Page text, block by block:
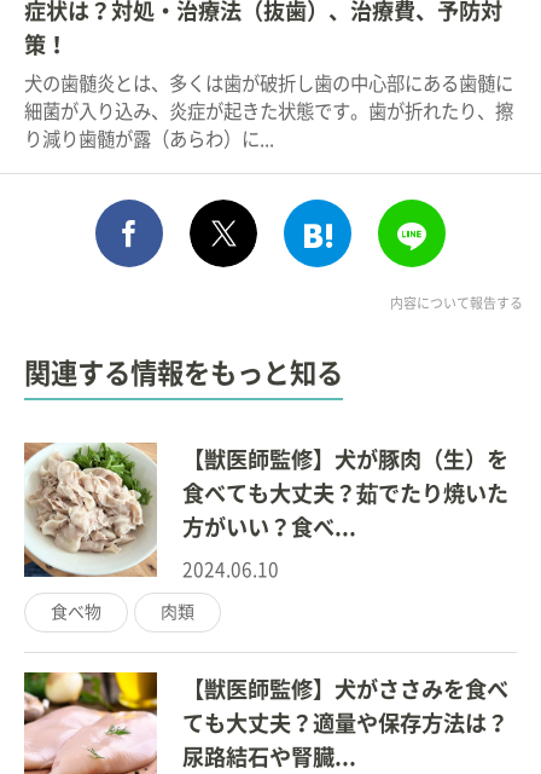
症状は？対処・治療法（抜歯）、治療費、予防対
策！
犬の歯髄炎とは、多くは歯が破折し歯の中心部にある歯髄に
細菌が入り込み、炎症が起きた状態です。歯が折れたり、擦
り減り歯髄が露（あらわ）に...
シェア このエントリーをはて
内容について報告する
関連する情報をもっと知る
【獣医師監修】犬が豚肉（生）を
食べても大丈夫？茹でたり焼いた
方がいい？食べ...
2024.06.10
食べ物 肉類
【獣医師監修】犬がささみを食べ
ても大丈夫？適量や保存方法は？
尿路結石や腎臓...